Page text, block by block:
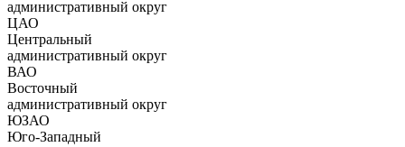
административный округ
ЦАО
Центральный
административный округ
ВАО
Восточный
административный округ
ЮЗАО
Юго-Западный